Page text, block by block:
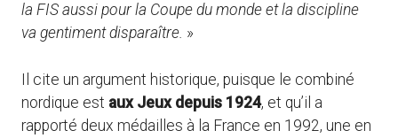
la FIS aussi pour la Coupe du monde et la discipline
va gentiment disparaître. »
Il cite un argument historique, puisque le combiné
nordique est aux Jeux depuis 1924, et qu’il a
rapporté deux médailles à la France en 1992, une en